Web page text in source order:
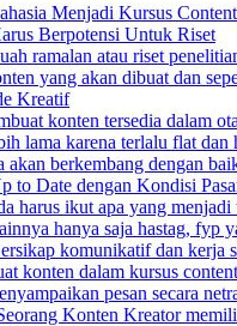
Menjadi Kursus
Untuk Riset
ramalan atau riset
yang akan dibuat dan
konten tersedia dalam
lama karena terlalu flat
akan berkembang dengan
dengan Kondisi
harus ikut apa yang
hanya saja hastag, fyp
komunikatif dan kerja
konten dalam kursus
pesan secara
Konten Kreator